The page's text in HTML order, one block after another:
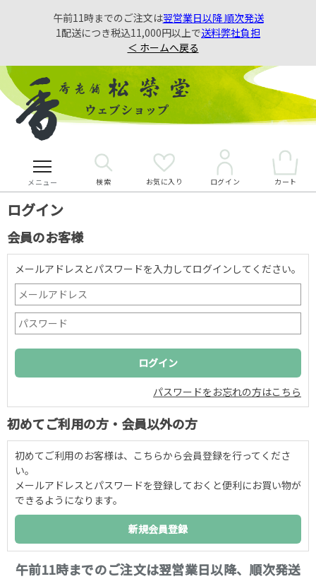
午前11時までのご注文は翌営業日以降 順次発送
1配送につき税込11,000円以上で送料弊社負担
＜ ホームへ戻る
メニュー 検索 お気に入り ログイン カート
ログイン
会員のお客様
メールアドレスとパスワードを入力してログインしてください。
パスワードをお忘れの方はこちら
初めてご利用の方・会員以外の方
初めてご利用のお客様は、こちらから会員登録を行ってくださ
い。
メールアドレスとパスワードを登録しておくと便利にお買い物が
できるようになります。
午前11時までのご注文は翌営業日以降、順次発送